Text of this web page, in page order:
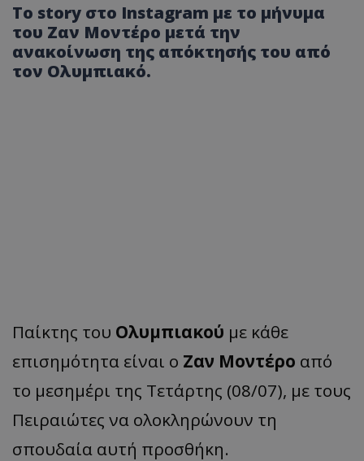
Το story στο Instagram με το μήνυμα
του Ζαν Μοντέρο μετά την
ανακοίνωση της απόκτησής του από
τον Ολυμπιακό.
Παίκτης του Ολυμπιακού με κάθε
επισημότητα είναι ο Ζαν Μοντέρο από
το μεσημέρι της Τετάρτης (08/07), με τους
Πειραιώτες να ολοκληρώνουν τη
σπουδαία αυτή προσθήκη.